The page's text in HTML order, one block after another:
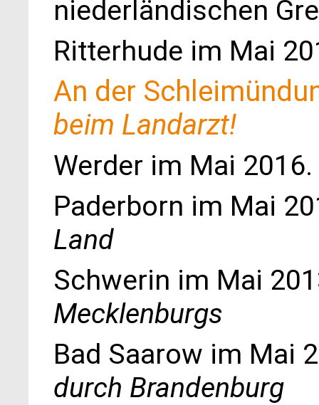
niederländischen
Ritterhude im Mai
An der
beim Landarzt!
Werder im Mai 2016.
Paderborn im Mai
Land
Schwerin im Mai
Mecklenburgs
Bad Saarow im Mai
durch Brandenburg